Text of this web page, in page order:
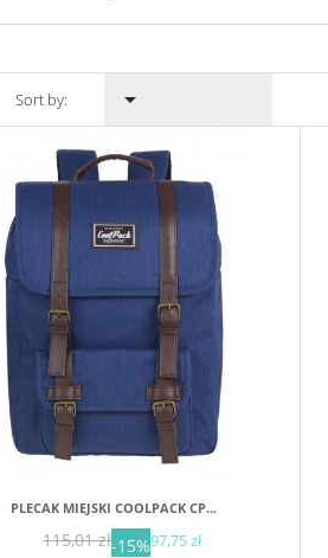
Sort by: 
PLECAK MIEJSKI COOLPACK CP...
115,01 zł-15%97,75 zł